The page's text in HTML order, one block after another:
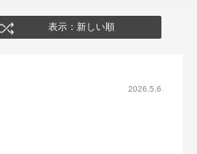
表示：新しい順
2026.5.6